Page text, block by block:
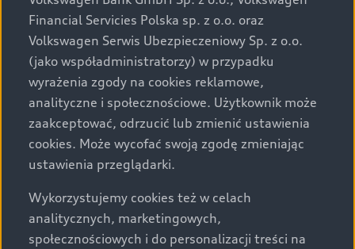
za dopłatą. Wiążące ustalenie ceny, wyposażenia i
specyfikacji pojazdu następują w umowie sprzedaży, a
określenie parametrów technicznych zawiera
świadectwo homologacji typu pojazdu. Zastrzegamy
sobie prawo do zmian i pomyłek. Wszelkie informacje
prezentowane na stronie są aktualne na dzień ich
zamieszczania. W celu uzyskania najnowszych
informacji prosimy kontaktować się z Partnerem Marki
Audi.
Wszystkie produkowane obecnie samochody marki Audi
są wykonywane z materiałów spełniających pod
względem możliwości odzysku i recyklingu wymagania
Financial Servicies Polska sp. z o.o. oraz
Volkswagen Serwis Ubezpieczeniowy Sp. z o.o.
(jako współadministratorzy) w przypadku
wyrażenia zgody na cookies reklamowe,
analityczne i społecznościowe. Użytkownik może
zaakceptować, odrzucić lub zmienić ustawienia
cookies. Może wycofać swoją zgodę zmieniając
ustawienia przeglądarki.
Wykorzystujemy cookies też w celach
analitycznych, marketingowych,
społecznościowych i do personalizacji treści na